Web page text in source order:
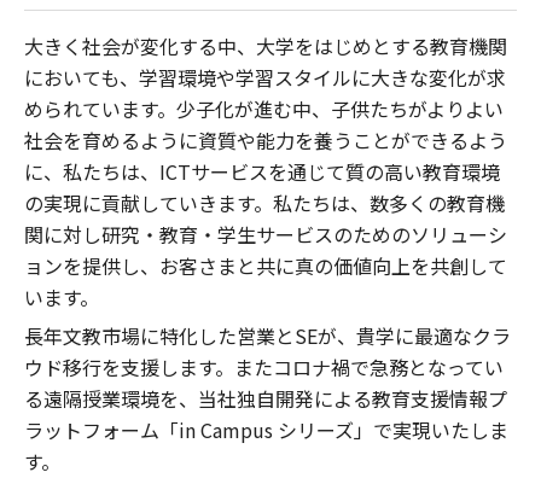
大きく社会が変化する中、大学をはじめとする教育機関
においても、学習環境や学習スタイルに大きな変化が求
められています。少子化が進む中、子供たちがよりよい
社会を育めるように資質や能力を養うことができるよう
に、私たちは、ICTサービスを通じて質の高い教育環境
の実現に貢献していきます。私たちは、数多くの教育機
関に対し研究・教育・学生サービスのためのソリューシ
ョンを提供し、お客さまと共に真の価値向上を共創して
います。
長年文教市場に特化した営業とSEが、貴学に最適なクラ
ウド移行を支援します。またコロナ禍で急務となってい
る遠隔授業環境を、当社独自開発による教育支援情報プ
ラットフォーム「in Campus シリーズ」で実現いたしま
す。